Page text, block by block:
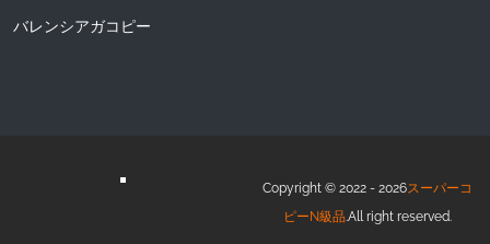
バレンシアガコピー
Copyright © 2022 - 2026スーパーコ
ピーN級品.All right reserved.